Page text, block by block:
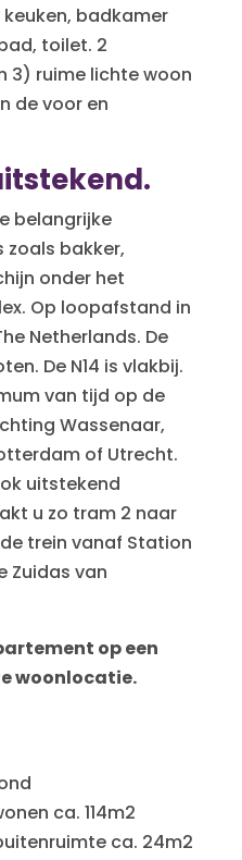
badkamer
toilet. 2
3) ruime lichte woon
de voor en
belangrijke
zoals bakker,
onder het
Op loopafstand in
Netherlands. De
De N14 is vlakbij.
van tijd op de
Wassenaar,
of Utrecht.
uitstekend
u zo tram 2 naar
trein vanaf Station
Zuidas van
op een
woonlocatie.
ca. 114m2
ca. 24m2